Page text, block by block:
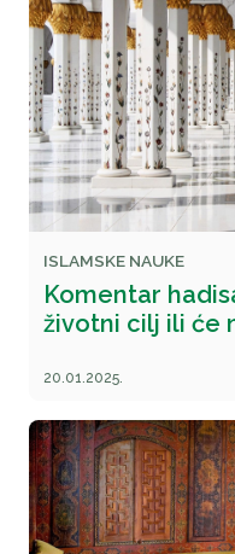
ISLAMSKE NAUKE
Komentar
životni cilj ili će
20.01.2025.